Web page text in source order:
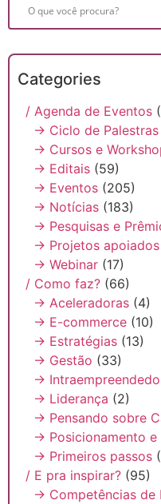
Categories
/ Agenda de Eventos
→ Ciclo de Palestras
→ Cursos e
→ Editais (59)
→ Eventos (205)
→ Notícias (183)
→ Pesquisas e
→ Projetos apoiados
→ Webinar (17)
/ Como faz? (66)
→ Aceleradoras (4)
→ E-commerce (10)
→ Estratégias (13)
→ Gestão (33)
→
→ Liderança (2)
→ Pensando sobre
→ Posicionamento e
→ Primeiros passos
/ E pra inspirar? (95)
→ Competências de